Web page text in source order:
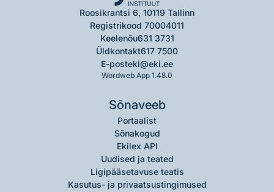
Roosikrantsi 6, 10119 Tallinn
Registrikood 70004011
Keelenõu631 3731
Üldkontakt617 7500
E-posteki@eki.ee
Wordweb App 1.48.0
Sõnaveeb
Portaalist
Sõnakogud
Ekilex API
Uudised ja teated
Ligipääsetavuse teatis
Kasutus- ja privaatsustingimused